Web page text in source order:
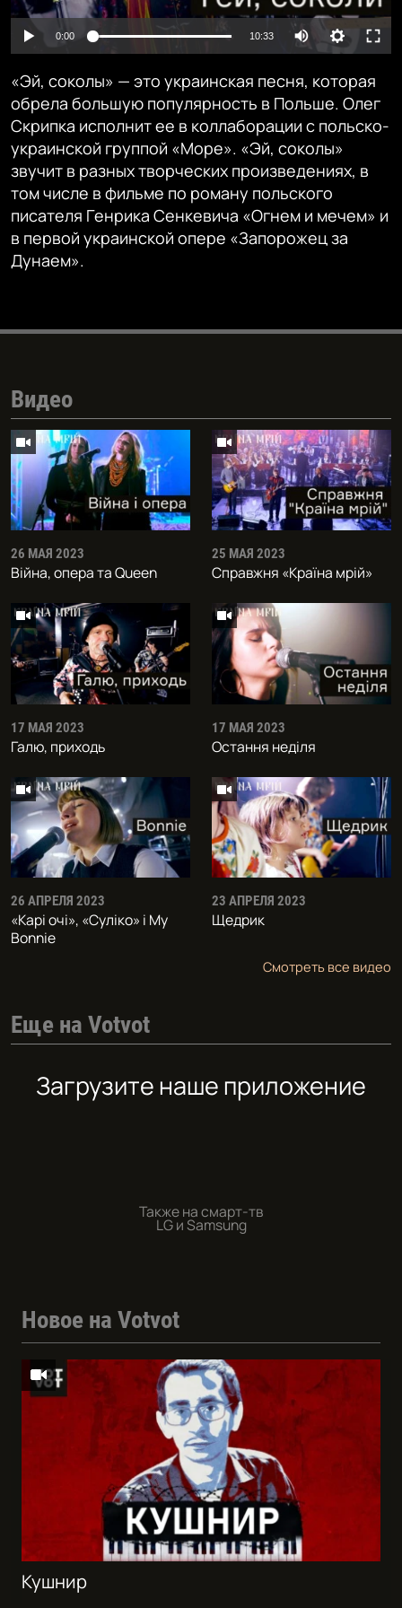
Auto 240p 360p
720p 1080p
0:00 10:33
480p
720p
1080p
«Эй, соколы» — это украинская песня, которая
обрела большую популярность в Польше. Олег
Скрипка исполнит ее в коллаборации с польско-
украинской группой «Море». «Эй, соколы»
звучит в разных творческих произведениях, в
том числе в фильме по роману польского
писателя Генрика Сенкевича «Огнем и мечем» и
в первой украинской опере «Запорожец за
Дунаем».
Видео
26 МАЯ 2023
Війна, опера та Queen
25 МАЯ 2023
Справжня «Краïна мрiй»
17 МАЯ 2023
Галю, приходь
17 МАЯ 2023
Остання неділя
26 АПРЕЛЯ 2023
«Карі очі», «Суліко» і My
Bonnie
23 АПРЕЛЯ 2023
Щедрик
Смотреть все видео
Еще на Votvot
Загрузите наше приложение
Также на смарт-тв
LG и Samsung
Новое на Votvot
Кушнир